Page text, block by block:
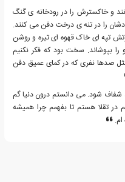
و خاکسترش را در رودخانه ی گنگ
را در تنه ی درخت دفن می کنند.
تپه ای خاک قهوه ای تیره و روشن
بپوشاند. سخت بود که فکر نکنیم
صدها نفری که در کمای عمیق دفن
شفاف شود. می دانستم درون دنیا گم
تقلا هستم تا بفهمم چرا همیشه